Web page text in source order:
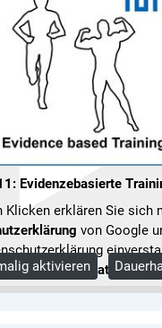
Evidenzebasierte
Klicken erklären Sie sich
von Google
Mehr Informationen
aktivieren